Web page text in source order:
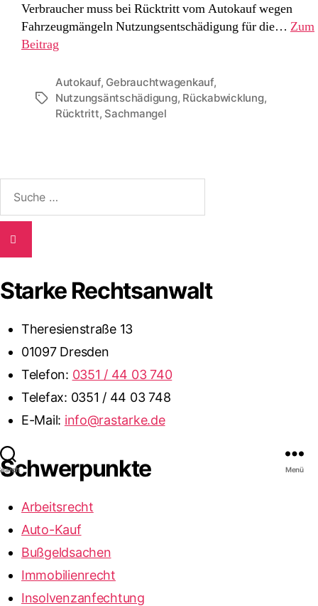
Menü
Verbraucher muss bei Rücktritt vom Autokauf wegen
Fahrzeugmängeln Nutzungsentschädigung für die… Zum
Beitrag
Schlagwörter
Autokauf, Gebrauchtwagenkauf,
Nutzungsäntschädigung, Rückabwicklung,
Rücktritt, Sachmangel
Starke Rechtsanwalt
Theresienstraße 13
01097 Dresden
Telefon: 0351 / 44 03 740
Telefax: 0351 / 44 03 748
E-Mail: info@rastarke.de
Schwerpunkte
Arbeitsrecht
Auto-Kauf
Bußgeldsachen
Immobilienrecht
Insolvenzanfechtung